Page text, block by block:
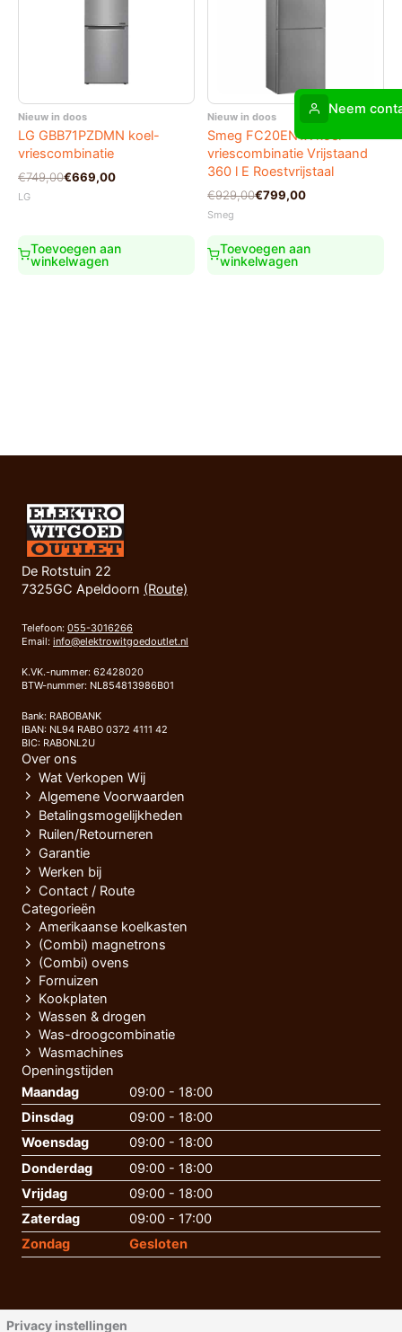
Nieuw in doos
LG GBB71PZDMN koel-
vriescombinatie
€749,00
Oorspronkelijke
prijs
€669,00
Huidige
prijs
LG
Toevoegen aan
winkelwagen
Nieuw in doos
Smeg FC20EN1X koel-
vriescombinatie Vrijstaand
360 l E Roestvrijstaal
€929,00
Oorspronkelijke
prijs
was:
€799,00
Huidige
prijs
Smeg
Toevoegen aan
winkelwagen
De Rotstuin 22
7325GC Apeldoorn (Route)
Telefoon: 055-3016266
Email: info@elektrowitgoedoutlet.nl
K.VK.-nummer: 62428020
BTW-nummer: NL854813986B01
Bank: RABOBANK
IBAN: NL94 RABO 0372 4111 42
BIC: RABONL2U
Over ons
Wat Verkopen Wij
Algemene Voorwaarden
Betalingsmogelijkheden
Ruilen/Retourneren
Garantie
Werken bij
Contact / Route
Categorieën
Amerikaanse koelkasten
(Combi) magnetrons
(Combi) ovens
Fornuizen
Kookplaten
Wassen & drogen
Was-droogcombinatie
Wasmachines
Openingstijden
Maandag
09:00 - 18:00
Dinsdag
09:00 - 18:00
Woensdag
09:00 - 18:00
Donderdag
09:00 - 18:00
Vrijdag
09:00 - 18:00
Zaterdag
09:00 - 17:00
Zondag
Gesloten
Privacy instellingen
Neem